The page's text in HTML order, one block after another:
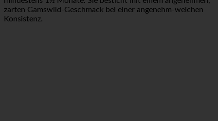
zarten Gamswild-Geschmack bei einer angenehm-weichen
Konsistenz.